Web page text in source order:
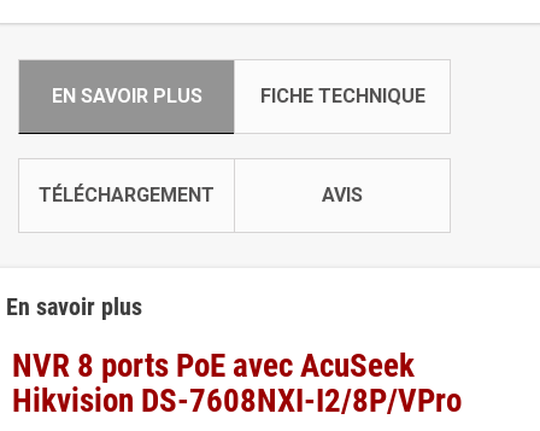
EN SAVOIR PLUS FICHE TECHNIQUE
TÉLÉCHARGEMENT AVIS
En savoir plus
NVR 8 ports PoE avec AcuSeek
Hikvision DS-7608NXI-I2/8P/VPro